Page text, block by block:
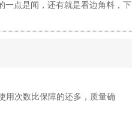
一点是闻，还有就是看边角料，下
用次数比保障的还多，质量确